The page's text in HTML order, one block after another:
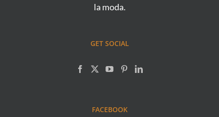
la moda.
GET SOCIAL
FACEBOOK